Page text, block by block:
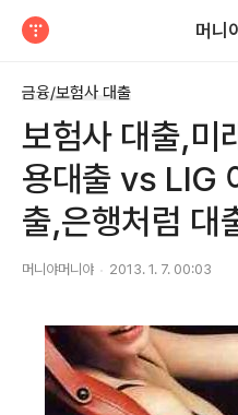
머니
금융/보험사 대출
보험사 대출,미
용대출 vs LIG
출,은행처럼 대
머니야머니야 2013. 1. 7. 00:03